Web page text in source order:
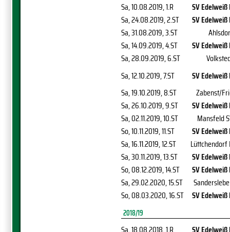
Sa, 10.08.2019, 1.R
SV Edelweiß
Sa, 24.08.2019, 2.ST
SV Edelweiß
Sa, 31.08.2019, 3.ST
Sa, 14.09.2019, 4.ST
SV Edelweiß
Sa, 28.09.2019, 6.ST
Sa, 12.10.2019, 7.ST
SV Edelweiß
Sa, 19.10.2019, 8.ST
Zabenst/
Sa, 26.10.2019, 9.ST
SV Edelweiß
Sa, 02.11.2019, 10.ST
Mansfeld
So, 10.11.2019, 11.ST
SV Edelweiß
Sa, 16.11.2019, 12.ST
Lüttchendorf
Sa, 30.11.2019, 13.ST
SV Edelweiß
So, 08.12.2019, 14.ST
SV Edelweiß
Sa, 29.02.2020, 15.ST
So, 08.03.2020, 16.ST SV Edelweiß
2018/19